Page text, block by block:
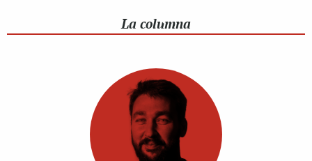
La columna